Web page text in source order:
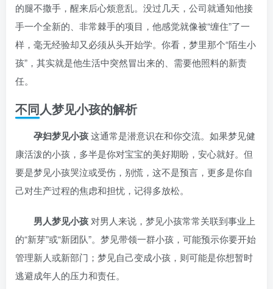
的腿不撒手，醒来后心烦意乱。没过几天，公司就通知他接
手一个全新的、非常棘手的项目，他感觉就像被“缠住”了一
样，毫无经验却又必须从头开始学。你看，梦里那个“陌生小
孩”，其实就是他生活中突然冒出来的、需要他照料的新责
任。
不同人梦见小孩的解析
孕妇梦见小孩这通常是潜意识在和你交流。如果梦见健
康活泼的小孩，多半是你对宝宝的美好期盼，安心就好。但
要是梦见小孩哭泣或受伤，别慌，这不是预言，更多是你自
己对生产过程的焦虑和担忧，记得多放松。
男人梦见小孩 对男人来说，梦见小孩常常关联到事业上
的“新芽”或“新团队”。梦见带领一群小孩，可能预示你要开始
管理新人或新部门；梦见自己变成小孩，则可能是你想暂时
逃避成年人的压力和责任。